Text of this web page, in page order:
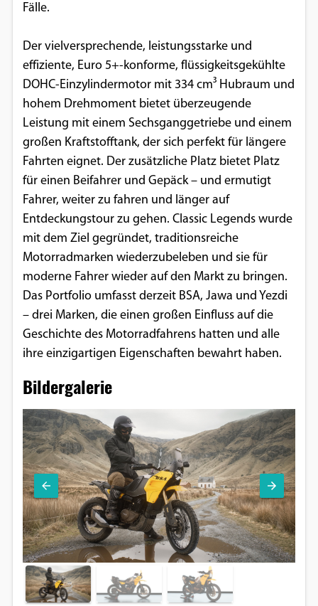
Fälle.
Der vielversprechende, leistungsstarke und
effiziente, Euro 5+-konforme, flüssigkeitsgekühlte
DOHC-Einzylindermotor mit 334 cm³ Hubraum und
hohem Drehmoment bietet überzeugende
Leistung mit einem Sechsganggetriebe und einem
großen Kraftstofftank, der sich perfekt für längere
Fahrten eignet. Der zusätzliche Platz bietet Platz
für einen Beifahrer und Gepäck – und ermutigt
Fahrer, weiter zu fahren und länger auf
Entdeckungstour zu gehen. Classic Legends wurde
mit dem Ziel gegründet, traditionsreiche
Motorradmarken wiederzubeleben und sie für
moderne Fahrer wieder auf den Markt zu bringen.
Das Portfolio umfasst derzeit BSA, Jawa und Yezdi
– drei Marken, die einen großen Einfluss auf die
Geschichte des Motorradfahrens hatten und alle
ihre einzigartigen Eigenschaften bewahrt haben.
Bildergalerie